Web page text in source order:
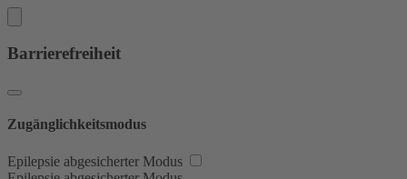
Barrierefreiheit
Zugänglichkeitsmodus
Epilepsie abgesicherter Modus